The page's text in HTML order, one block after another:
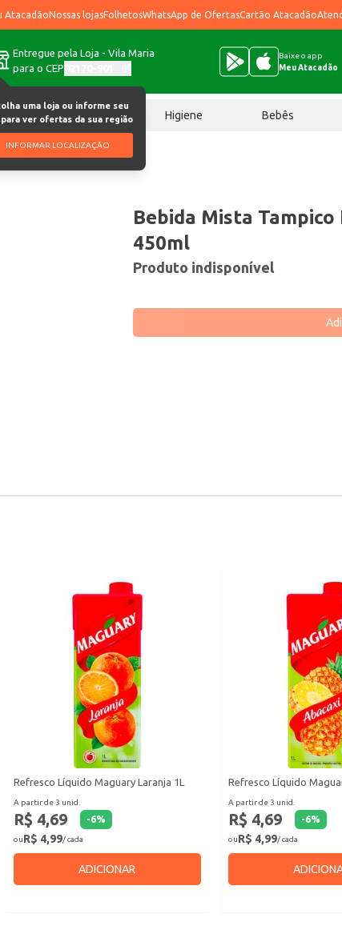
AtacadãoNossas lojasFolhetosWhatsApp de OfertasCartão Atacadão
Entregue pela Loja - Vila Maria
para o CEP
uma loja ou informe seu
para ver ofertas da sua região
INFORMAR LOCALIZAÇÃO
Baixe o app
Meu Atacadão
Chocolates Higiene Bebês
Cítricas 450ml
Bebida Mista
450ml
Produto indisponível
Refresco Líquido Maguary Laranja 1L
A partir de 3 unid.
R$ 4,69 -6%
ouR$ 4,99/ cada
ADICIONAR
Refresco Líquido
A partir de 3 unid.
R$ 4,69 -6%
ouR$ 4,99/ cada